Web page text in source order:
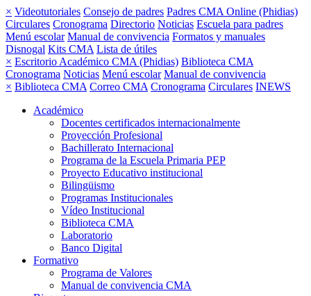
× Videotutoriales Consejo de padres Padres CMA Online (Phidias)
Circulares Cronograma Directorio Noticias Escuela para padres
Menú escolar Manual de convivencia Formatos y manuales
Disnogal Kits CMA Lista de útiles
× Escritorio Académico CMA (Phidias) Biblioteca CMA
Cronograma Noticias Menú escolar Manual de convivencia
× Biblioteca CMA Correo CMA Cronograma Circulares INEWS
Académico
Docentes certificados internacionalmente
Proyección Profesional
Bachillerato Internacional
Programa de la Escuela Primaria PEP
Proyecto Educativo institucional
Bilingüismo
Programas Institucionales
Vídeo Institucional
Biblioteca CMA
Laboratorio
Banco Digital
Formativo
Programa de Valores
Manual de convivencia CMA